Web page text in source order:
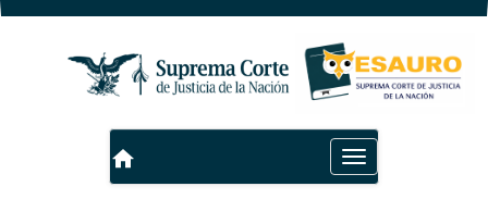
Toggle
navigation
home